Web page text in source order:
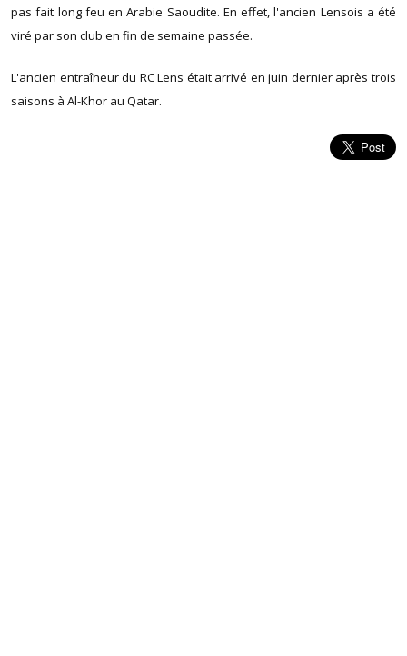
pas fait long feu en Arabie Saoudite. En effet, l'ancien Lensois a été
viré par son club en fin de semaine passée.
L'ancien entraîneur du RC Lens était arrivé en juin dernier après trois
saisons à Al-Khor au Qatar.